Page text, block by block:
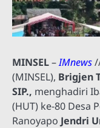
MINSEL–IMnews
(MINSEL), Brigjen
SIP., menghadiri
(HUT) ke-80 Desa
Ranoyapo Jendri